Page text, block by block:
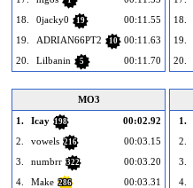
18.
0jacky0 19
00:11.55
19.
ADRIAN66PT2 10
00:11.63
20.
Lilbanin 5 00:11.70
18.
19.
20.
MO3
1.
Icay 198
00:02.92
2.
vowels 216
00:03.15
3.
numbrr 322
00:03.20
4.
Make 286
00:03.31
1.
2.
3.
4.